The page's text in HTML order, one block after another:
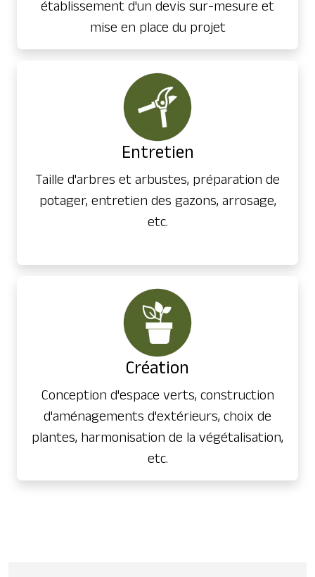
établissement d'un devis sur-mesure et
mise en place du projet
Entretien
Taille d'arbres et arbustes, préparation de
potager, entretien des gazons, arrosage,
etc.
Création
Conception d'espace verts, construction
d'aménagements d'extérieurs, choix de
plantes, harmonisation de la végétalisation,
etc.